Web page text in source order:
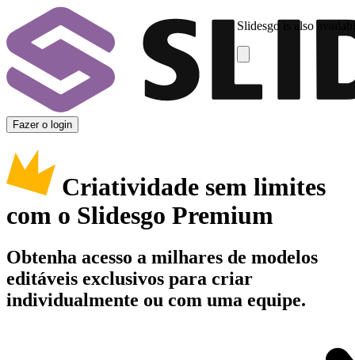
Slidesgo is also
Fazer o login
Criatividade sem limites
com o Slidesgo Premium
Obtenha acesso a milhares de modelos
editáveis exclusivos para criar
individualmente ou com uma equipe.